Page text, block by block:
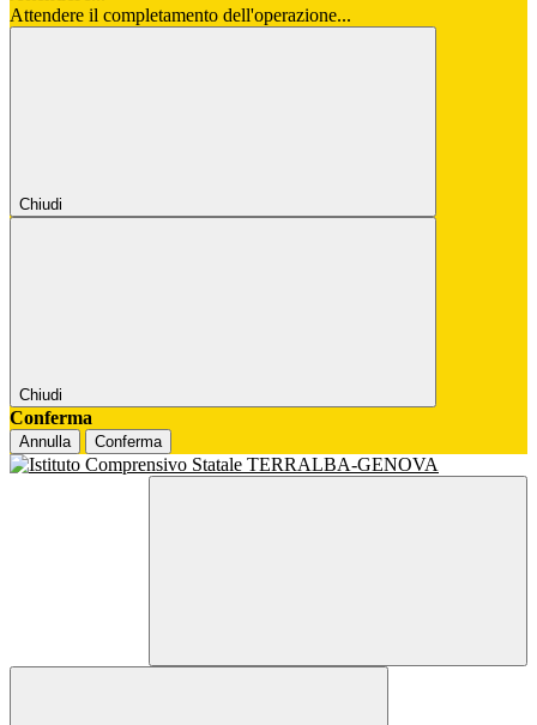
Attendere il completamento dell'operazione...
Chiudi
Chiudi
Conferma
Annulla Conferma